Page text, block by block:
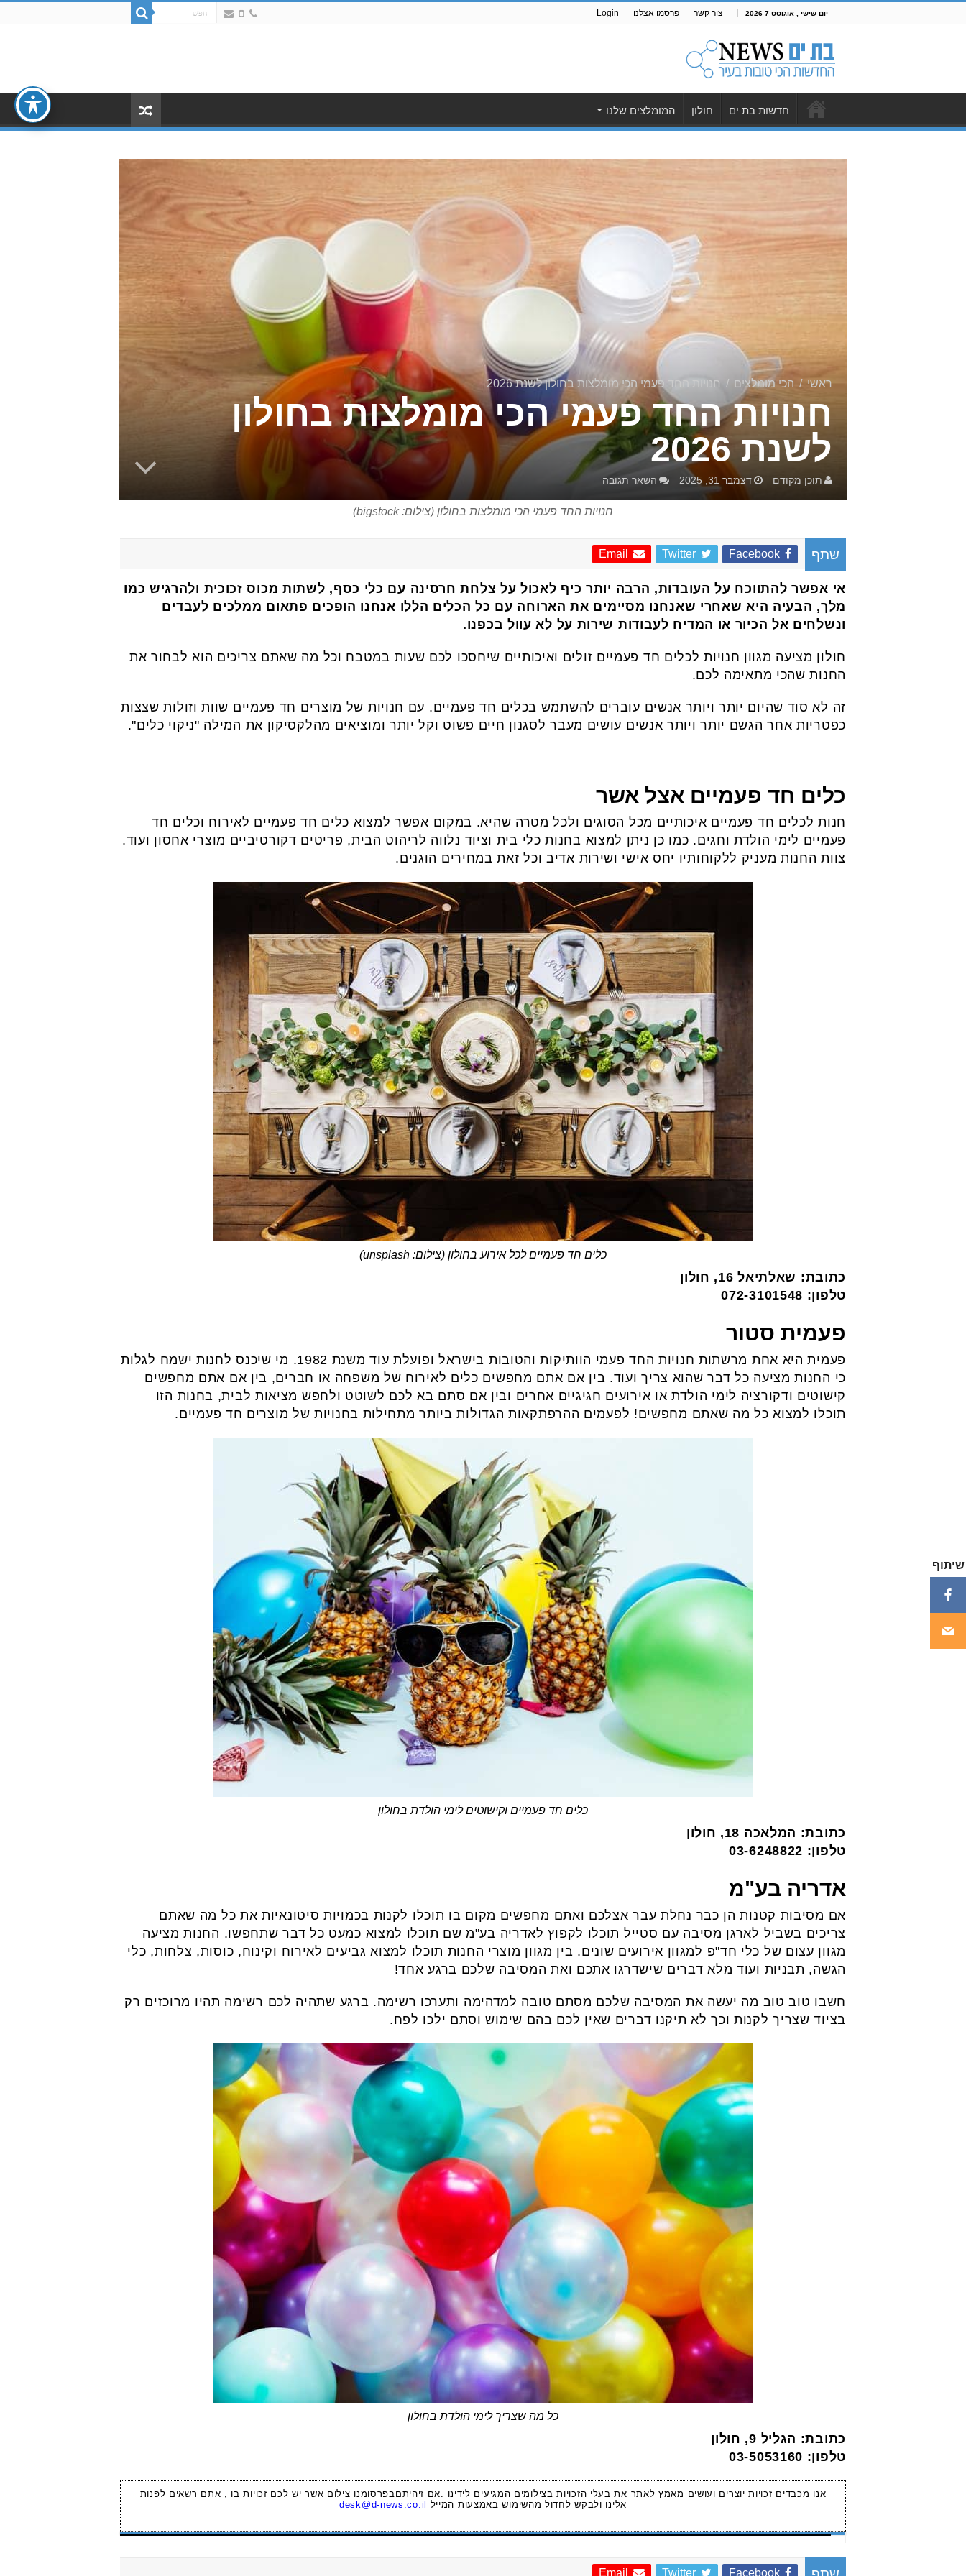
יום שישי , אוגוסט 7 2026 צור קשר פרסמו אצלנו Login
חדשות בת ים חולון המומלצים שלנו
ראשי / הכי מומלצים / חנויות החד פעמי הכי מומלצות בחולון לשנת 2026
חנויות החד פעמי הכי מומלצות בחולון
לשנת 2026
תוכן מקודם דצמבר 31, 2025 השאר תגובה
חנויות החד פעמי הכי מומלצות בחולון (צילום: bigstock)
שתף Facebook
Twitter
Email
אי אפשר להתווכח על העובדות, הרבה יותר כיף לאכול על צלחת חרסינה עם כלי כסף, לשתות מכוס זכוכית ולהרגיש כמו
מלך, הבעיה היא שאחרי שאנחנו מסיימים את הארוחה עם כל הכלים הללו אנחנו הופכים פתאום ממלכים לעבדים
ונשלחים אל הכיור או המדיח לעבודות שירות על לא עוול בכפנו.
חולון מציעה מגוון חנויות לכלים חד פעמיים זולים ואיכותיים שיחסכו לכם שעות במטבח וכל מה שאתם צריכים הוא לבחור את
החנות שהכי מתאימה לכם.
זה לא סוד שהיום יותר ויותר אנשים עוברים להשתמש בכלים חד פעמיים. עם חנויות של מוצרים חד פעמיים שוות וזולות שצצות
כפטריות אחר הגשם יותר ויותר אנשים עושים מעבר לסגנון חיים פשוט וקל יותר ומוציאים מהלקסיקון את המילה "ניקוי כלים".
כלים חד פעמיים אצל אשר
חנות לכלים חד פעמיים איכותיים מכל הסוגים ולכל מטרה שהיא. במקום אפשר למצוא כלים חד פעמיים לאירוח וכלים חד
פעמיים לימי הולדת וחגים. כמו כן ניתן למצוא בחנות כלי בית וציוד נלווה לריהוט הבית, פריטים דקורטיביים מוצרי אחסון ועוד.
צוות החנות מעניק ללקוחותיו יחס אישי ושירות אדיב וכל זאת במחירים הוגנים.
כלים חד פעמיים לכל אירוע בחולון (צילום: unsplash)
כתובת: שאלתיאל 16, חולון
טלפון: 072-3101548
פעמית סטור
פעמית היא אחת מרשתות חנויות החד פעמי הוותיקות והטובות בישראל ופועלת עוד משנת 1982. מי שיכנס לחנות ישמח לגלות
כי החנות מציעה כל דבר שהוא צריך ועוד. בין אם אתם מחפשים כלים לאירוח של משפחה או חברים, בין אם אתם מחפשים
קישוטים ודקורציה לימי הולדת או אירועים חגיגיים אחרים ובין אם סתם בא לכם לשוטט ולחפש מציאות לבית, בחנות הזו
תוכלו למצוא כל מה שאתם מחפשים! לפעמים ההרפתקאות הגדולות ביותר מתחילות בחנויות של מוצרים חד פעמיים.
כלים חד פעמיים וקישוטים לימי הולדת בחולון
כתובת: המלאכה 18, חולון
טלפון: 03-6248822
אדריה בע"מ
אם מסיבות קטנות הן כבר נחלת עבר אצלכם ואתם מחפשים מקום בו תוכלו לקנות בכמויות סיטונאיות את כל מה שאתם
צריכים בשביל לארגן מסיבה עם סטייל תוכלו לקפוץ לאדריה בע"מ שם תוכלו למצוא כמעט כל דבר שתחפשו. החנות מציעה
מגוון עצום של כלי חד"פ למגוון אירועים שונים. בין מגוון מוצרי החנות תוכלו למצוא גביעים לאירוח וקינוח, כוסות, צלחות, כלי
הגשה, תבניות ועוד מלא דברים שישדרגו אתכם ואת המסיבה שלכם ברגע אחד!
חשבו טוב טוב מה יעשה את המסיבה שלכם מסתם טובה למדהימה ותערכו רשימה. ברגע שתהיה לכם רשימה תהיו מרוכזים רק
בציוד שצריך לקנות וכך לא תיקנו דברים שאין לכם בהם שימוש וסתם ילכו לפח.
כל מה שצריך לימי הולדת בחולון
כתובת: הגליל 9, חולון
טלפון: 03-5053160
אנו מכבדים זכויות יוצרים ועושים מאמץ לאתר את בעלי הזכויות בצילומים המגיעים לידינו .אם זיהיתםבפרסומנו צילום אשר יש לכם זכויות בו , אתם רשאים לפנות
אלינו ולבקש לחדול מהשימוש באמצעות המייל
desk@d-news.co.il
Facebook
Twitter
Email
שיתוף